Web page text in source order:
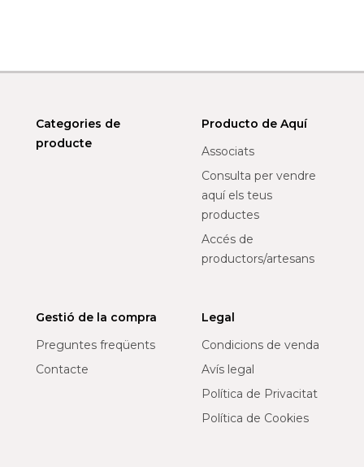
Categories de
producte
Producto de Aquí
Associats
Consulta per vendre
aquí els teus
productes
Accés de
productors/artesans
Gestió de la compra
Preguntes freqüents
Contacte
Legal
Condicions de venda
Avís legal
Política de Privacitat
Política de Cookies